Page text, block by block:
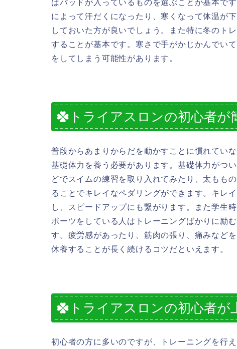
はパッドが入っているものを選ぶことが基本で
によって汗だくになったり、寒くなって体温が
しておいた方が良いでしょう。また特に冬のト
することが基本です。寒さで手がかじかんでい
をしてしまう可能性があります。
トライアスロンの初心者
普段からあまりからだを動かすことに慣れてい
基礎体力を養う必要があります。基礎体力がつ
どでスイムの練習を取り入れてみたり、太もも
ることでキレイなペダリングができます。キレ
し、スピードアップにも繋がります。また学生
ポーツをしている人はトレーニングばかりに励
す。疲労感があったり、筋肉の張り、痛みなど
休養することが長く続けるコツだといえます。
トライアスロンの初心者
初心者の方に多いのですが、トレーニングを行